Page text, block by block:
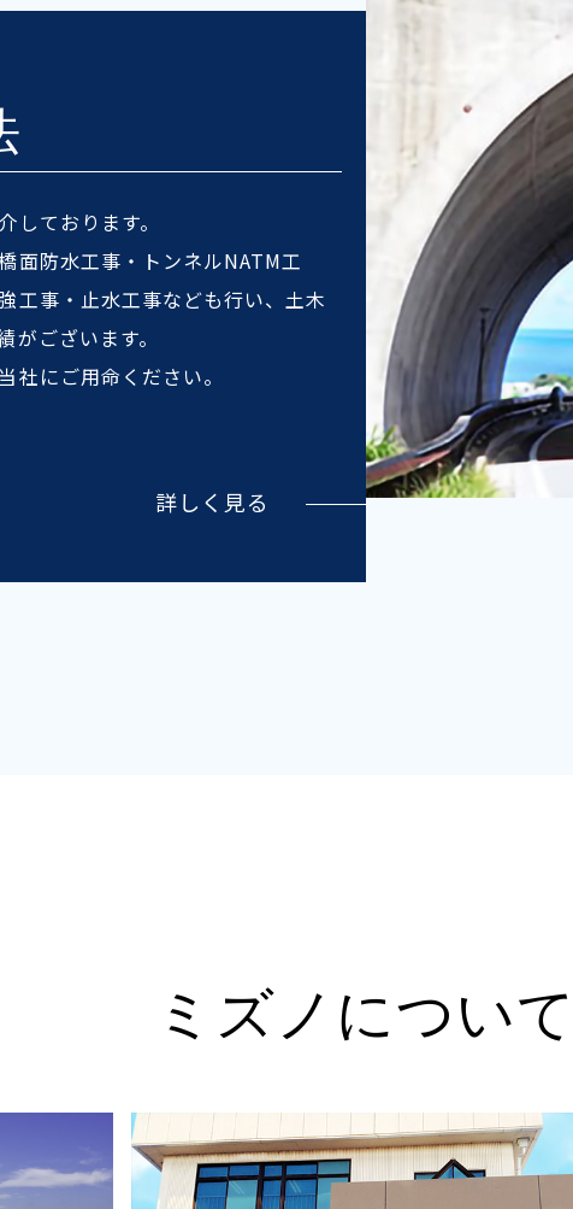
しております。
面防水工事・トンネルNATM工
工事・止水工事なども行い、土木
ございます。
社にご用命ください。
詳しく見る
ミズノについて